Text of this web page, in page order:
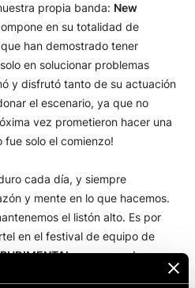
propia banda: New
en su totalidad de
han demostrado tener
en solucionar problemas
y disfrutó tanto de su actuación
el escenario, ya que no
vez prometieron hacer una
fue solo el comienzo!
cada día, y siempre
y mente en lo que hacemos.
el listón alto. Es por
en el festival de equipo de
RUDIMENTALen persona!